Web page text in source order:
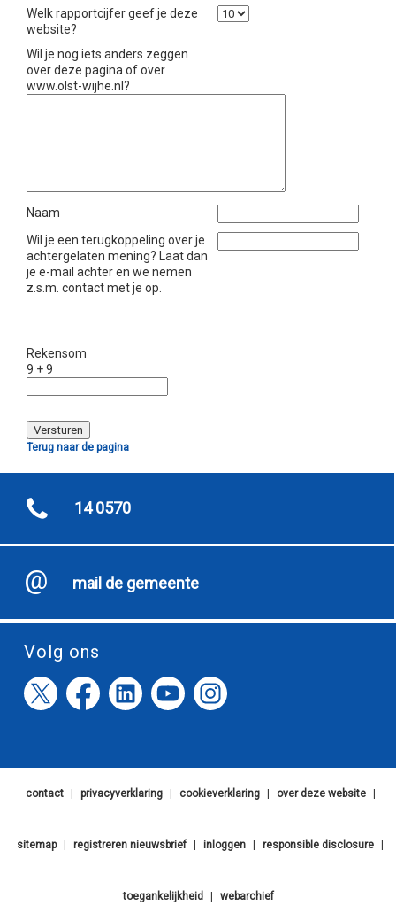
Welk rapportcijfer geef je deze
website?
Wil je nog iets anders zeggen
over deze pagina of over
www.olst-wijhe.nl?
Naam
Wil je een terugkoppeling over je
achtergelaten mening? Laat dan
je e-mail achter en we nemen
z.s.m. contact met je op.
Rekensom
9 + 9
Terug naar de pagina
14 0570
mail de gemeente
Volg ons
contact privacyverklaring cookieverklaring over deze website
sitemap registreren nieuwsbrief inloggen responsible disclosure
toegankelijkheid webarchief